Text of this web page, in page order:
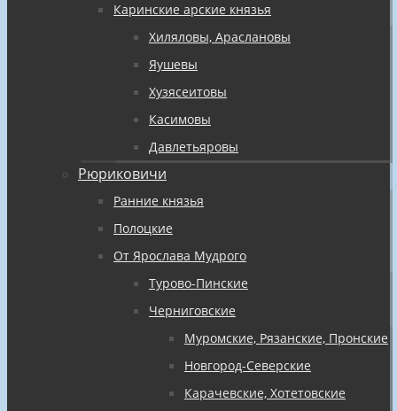
Каринские арские князья
Хиляловы, Араслановы
Яушевы
Хузясеитовы
Касимовы
Давлетьяровы
Рюриковичи
Ранние князья
Полоцкие
От Ярослава Мудрого
Турово-Пинские
Черниговские
Муромские, Рязанские, Пронские
Новгород-Северские
Карачевские, Хотетовские